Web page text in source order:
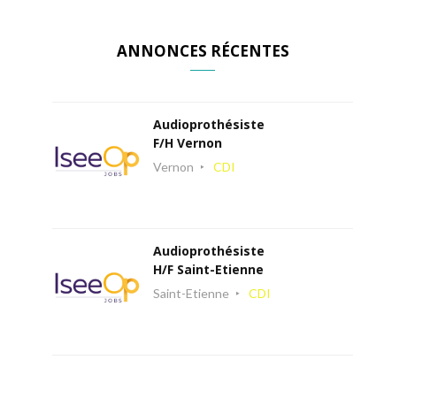
ANNONCES RÉCENTES
Audioprothésiste
F/H Vernon
Vernon CDI
Audioprothésiste
H/F Saint-Etienne
Saint-Etienne CDI